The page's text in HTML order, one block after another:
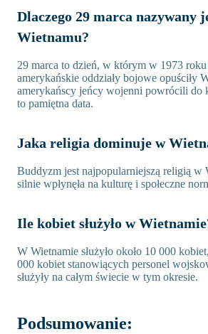
Dlaczego 29 marca nazywany
Wietnamu?
29 marca to dzień, w którym w 1973 roku
amerykańskie oddziały bojowe opuściły
amerykańscy jeńcy wojenni powrócili do
to pamiętna data.
Jaka religia dominuje w
Buddyzm jest najpopularniejszą religią w
silnie wpłynęła na kulturę i społeczne
Ile kobiet służyło w
W Wietnamie służyło około 10 000
000 kobiet stanowiących personel
służyły na całym świecie w tym okresie.
Podsumowanie: